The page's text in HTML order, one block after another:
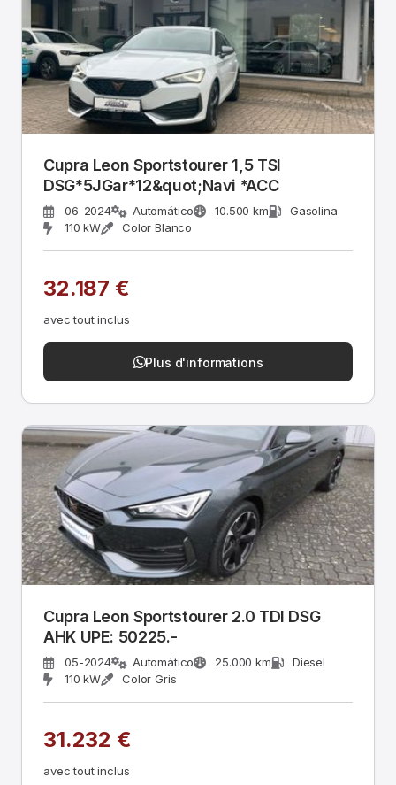
Cupra Leon Sportstourer 1,5 TSI
DSG*5JGar*12&quot;Navi *ACC
06-2024 Automático 10.500 km
Gasolina
110 kW
Color Blanco
32.187 €
avec tout inclus
Plus d'informations
Cupra Leon Sportstourer 2.0 TDI DSG
AHK UPE: 50225.-
05-2024 Automático 25.000 km
Diesel
110 kW
Color Gris
31.232 €
avec tout inclus